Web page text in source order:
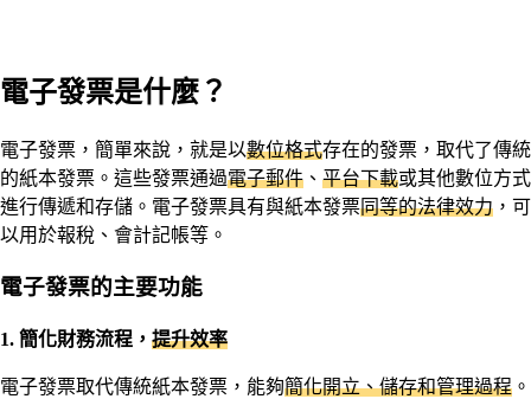
電子發票是什麼？
電子發票，簡單來說，就是以數位格式存在的發票，取代了傳統
的紙本發票。這些發票通過電子郵件 、 平台下載或其他數位方式
進行傳遞和存儲。電子發票具有與紙本發票同等的法律效力 ，可
以用於報稅、會計記帳等。
電子發票的主要功能
1. 簡化財務流程， 提升效率
電子發票取代傳統紙本發票，能夠簡化開立、儲存和管理過程 。